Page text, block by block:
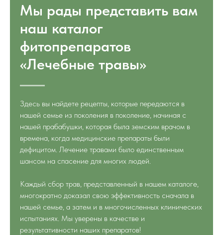
Мы рады представить вам
наш каталог
фитопрепаратов
«Лечебные травы»
Здесь вы найдете рецепты, которые передаются в
нашей семье из поколения в поколение, начиная с
нашей прабабушки, которая была земским врачом в
времена, когда медицинские препараты были
дефицитом. Лечение травами было единственным
шансом на спасение для многих людей.
Каждый сбор трав, представленный в нашем каталоге,
многократно доказал свою эффективность сначала в
нашей семье, а затем и в многочисленных клинических
испытаниях. Мы уверены в качестве и
результативности наших препаратов!